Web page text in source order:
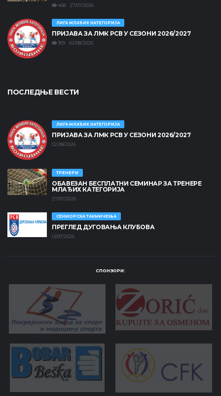
468 27/07/2026
ЛИГА МЛАЂИХ КАТЕГОРИЈА
ПРИЈАВА ЗА ЛМК РСВ У СЕЗОНИ 2026/2027
309 02/08/2026
ПОСЛЕДЊЕ ВЕСТИ
ЛИГА МЛАЂИХ КАТЕГОРИЈА
ПРИЈАВА ЗА ЛМК РСВ У СЕЗОНИ 2026/2027
02/08/2026
ТРЕНЕРИ
ОБАВЕЗАН БЕСПЛАТНИ СЕМИНАР ЗА ТРЕНЕРЕ
МЛАЂИХ КАТЕГОРИЈА
27/07/2026
СЕНИОРСКА ТАКМИЧЕЊА
ПРЕГЛЕД ДУГОВАЊА КЛУБОВА
13/07/2026
СПОНЗОРИ: